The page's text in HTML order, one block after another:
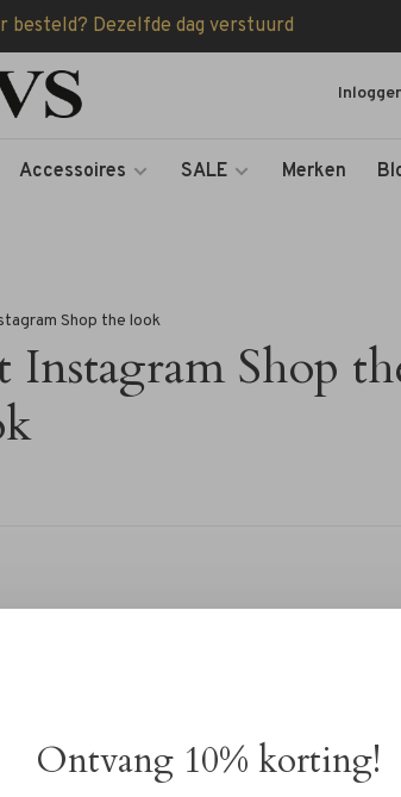
besteld? Dezelfde dag verstuurd
Accessoires SALE Merken
Shop the look
Shop
Ontvang 10% korting!